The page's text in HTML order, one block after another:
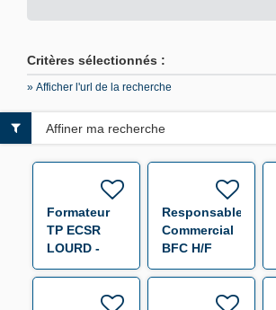
Critères sélectionnés :
» Afficher l'url de la recherche
Formateur
TP ECSR
LOURD -
Achères H/F
Responsable
Commercial
BFC H/F
Affiner ma recherche